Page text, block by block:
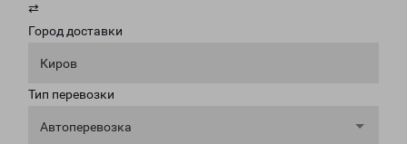
⇄
Город доставки
Киров
Тип перевозки
Автоперевозка